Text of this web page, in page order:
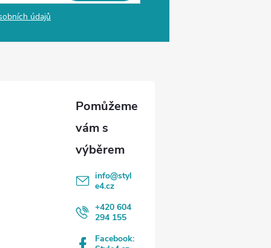
údajů
info@styl
e4.cz
+420 604
294 155
Facebook: